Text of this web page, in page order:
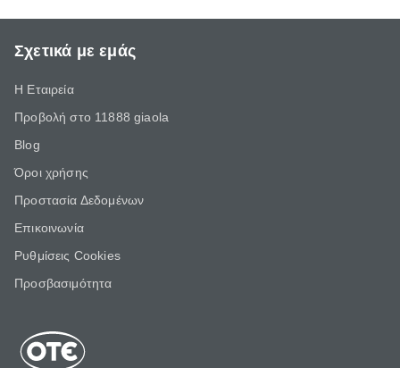
Σχετικά με εμάς
Η Εταιρεία
Προβολή στο 11888 giaola
Blog
Όροι χρήσης
Προστασία Δεδομένων
Επικοινωνία
Ρυθμίσεις Cookies
Προσβασιμότητα